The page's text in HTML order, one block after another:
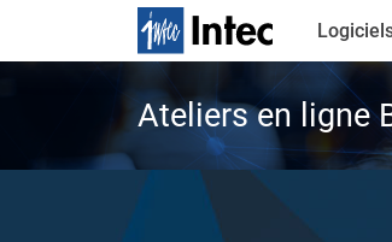
Ateliers en ligne